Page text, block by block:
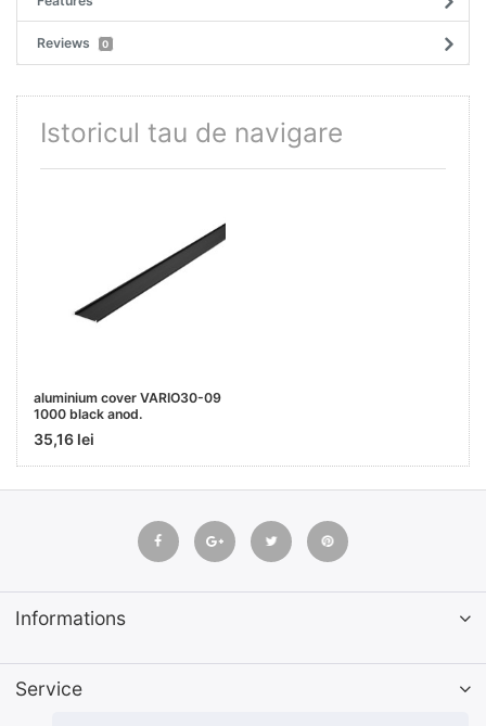
Reviews 0
Istoricul tau de navigare
aluminium cover VARIO30-09
1000 black anod.
35,16 lei
Informations
Service